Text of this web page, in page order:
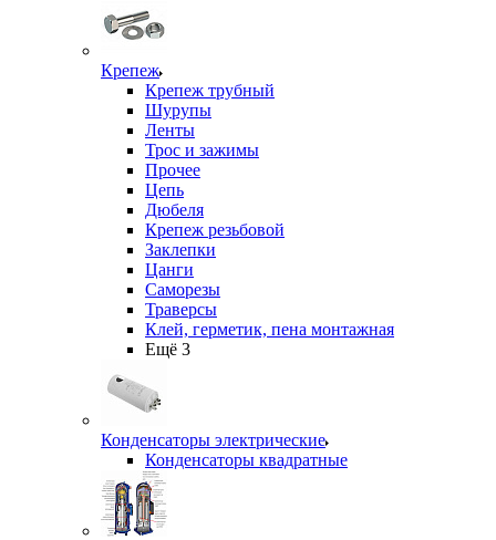
Крепеж
Крепеж трубный
Шурупы
Ленты
Трос и зажимы
Прочее
Цепь
Дюбеля
Крепеж резьбовой
Заклепки
Цанги
Саморезы
Траверсы
Клей, герметик, пена монтажная
Ещё 3
Конденсаторы электрические
Конденсаторы квадратные